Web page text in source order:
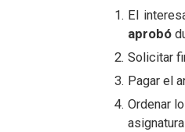
El
aprobó
Solicitar
Pagar el
Ordenar